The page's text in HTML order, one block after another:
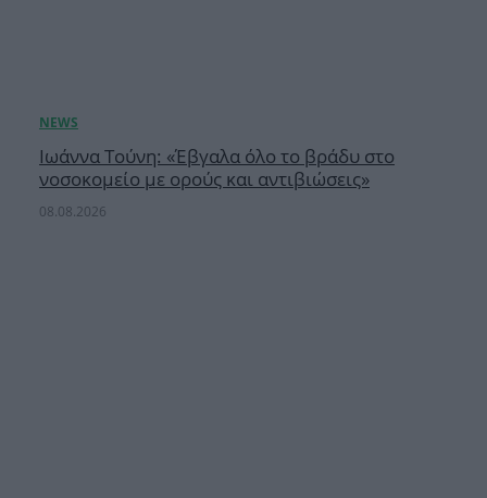
Ιωάννα Τούνη: «Έβγαλα όλο το βράδυ στο
νοσοκομείο με ορούς και αντιβιώσεις»
08.08.2026